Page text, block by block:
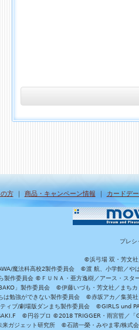
方｜ 商品・キャンペーン情報 ｜ カードデ
プレシ
©浜弓場 双・芳文社
魔法科高校2製作委員会 ©渡 航、小学館／や
製作委員会 ©ＦＵＮＡ・亜方逸樹／アース・ス
」製作委員会 ©伊藤いづも・芳文社／まち
は勉強ができない製作委員会 ©赤坂アカ／集英
ィブ/劇場版ダンまち製作委員会 ©GIRLS und
©円谷プロ ©2018 TRIGGER・雨宮哲／
ガジェット研究所 ©石踏一榮・みやま零/株式